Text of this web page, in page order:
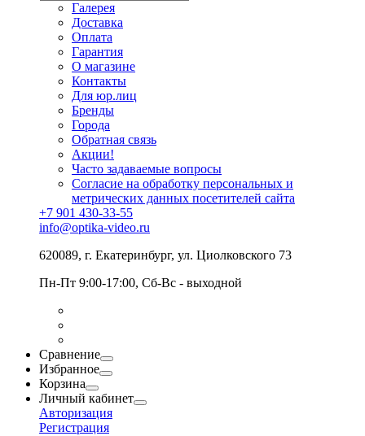
Галерея
Доставка
Оплата
Гарантия
О магазине
Контакты
Для юр.лиц
Бренды
Города
Обратная связь
Акции!
Часто задаваемые вопросы
Согласие на обработку персональных и
метрических данных посетителей сайта
+7 901 430-33-55
info@optika-video.ru
620089, г. Екатеринбург, ул. Циолковского 73
Пн-Пт 9:00-17:00, Сб-Вс - выходной
Сравнение
Избранное
Корзина
Личный кабинет
Авторизация
Регистрация